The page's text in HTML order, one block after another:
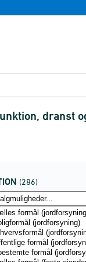
dranst
(286)